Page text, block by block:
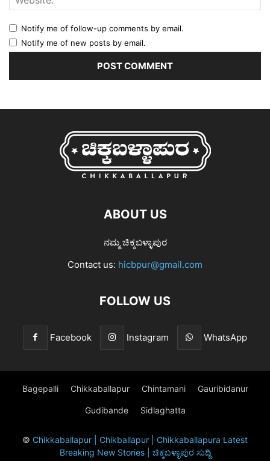
Notify me of follow-up comments by email.
Notify me of new posts by email.
ABOUT US
ನಮ್ಮ ಚಿಕ್ಕಬಳ್ಳಾಪುರ
Contact us: hicbpur@gmail.com
FOLLOW US
Facebook Instagram WhatsApp
Bagepalli Chikkaballapur Chintamani Gauribidanur
Gudibande Sidlaghatta
© Chikkaballapur | Chikballapur | Chikkaballapura Latest
Breaking New Stories | ಚಿಕ್ಕಬಳ್ಳಾಪುರ ಸುದ್ದಿ